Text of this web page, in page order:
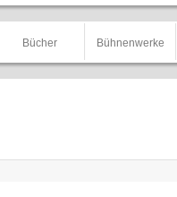
Bücher Bühnenwerke